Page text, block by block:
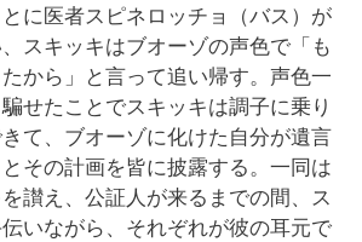
に医者スピネロッチョ（バス）が
スキッキはブオーゾの声色で「も
から」と言って追い帰す。声色一
せたことでスキッキは調子に乗り
きて、ブオーゾに化けた自分が遺言
その計画を皆に披露する。一同は
讃え、公証人が来るまでの間、ス
いながら、それぞれが彼の耳元で